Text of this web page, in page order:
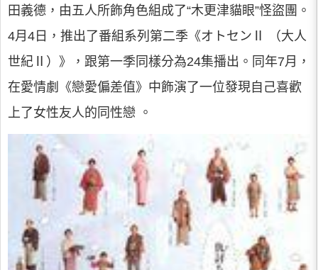
田義德，由五人所飾角色組成了“木更津貓眼”怪盜團。
4月4日，推出了番組系列第二季《オトセンⅡ （大人
世紀Ⅱ）》，跟第一季同樣分為24集播出。同年7月，
在愛情劇《戀愛偏差值》中飾演了一位發現自己喜歡
上了女性友人的同性戀 。